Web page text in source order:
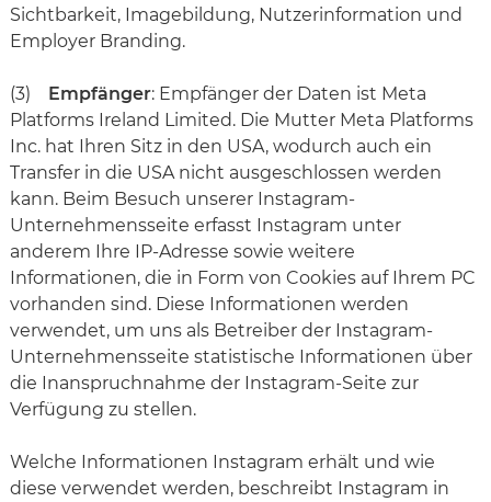
Sichtbarkeit, Imagebildung, Nutzerinformation und
Employer Branding.
(3) Empfänger: Empfänger der Daten ist Meta
Platforms Ireland Limited. Die Mutter Meta Platforms
Inc. hat Ihren Sitz in den USA, wodurch auch ein
Transfer in die USA nicht ausgeschlossen werden
kann. Beim Besuch unserer Instagram-
Unternehmensseite erfasst Instagram unter
anderem Ihre IP-Adresse sowie weitere
Informationen, die in Form von Cookies auf Ihrem PC
vorhanden sind. Diese Informationen werden
verwendet, um uns als Betreiber der Instagram-
Unternehmensseite statistische Informationen über
die Inanspruchnahme der Instagram-Seite zur
Verfügung zu stellen.
Welche Informationen Instagram erhält und wie
diese verwendet werden, beschreibt Instagram in